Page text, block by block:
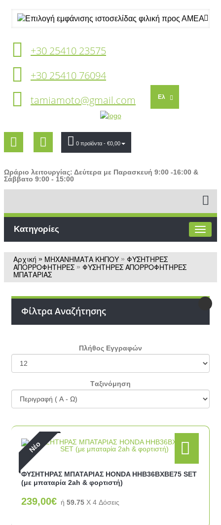
+30 25410 23575
+30 25410 76094
tamiamoto@gmail.com
Ελ
0 προϊόντα - €0,00
Ωράριο λειτουργίας: Δεύτερα με Παρασκευή 9:00 -16:00 &
Σάββατο 9:00 - 15:00
Κατηγορίες
Αρχική » ΜΗΧΑΝΗΜΑΤΑ ΚΗΠΟΥ » ΦΥΣΗΤΗΡΕΣ
ΑΠΟΡΡΟΦΗΤΗΡΕΣ » ΦΥΣΗΤΗΡΕΣ ΑΠΟΡΡΟΦΗΤΗΡΕΣ
ΜΠΑΤΑΡΙΑΣ
Φίλτρα Αναζήτησης
Πλήθος Εγγραφών
Tαξινόμηση
Νέο
ΦΥΣΗΤΗΡΑΣ ΜΠΑΤΑΡΙΑΣ HONDA ΗΗΒ36ΒΧΒΕ75 SET
(με μπαταρία 2ah & φορτιστή)
239,00€ ή 59.75 X 4 Δόσεις